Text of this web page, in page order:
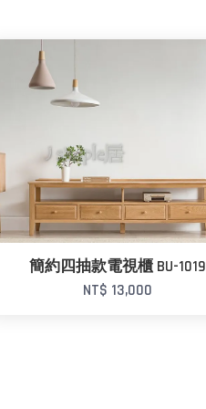
簡約四抽款電視櫃 BU-1019
NT$ 13,000